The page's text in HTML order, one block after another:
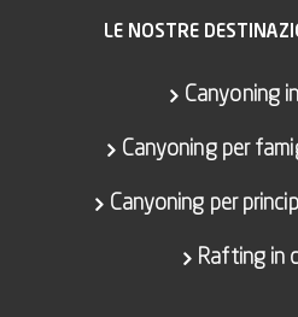
LE NOSTRE
Canyoning
Canyoning per
Canyoning per
Rafting in